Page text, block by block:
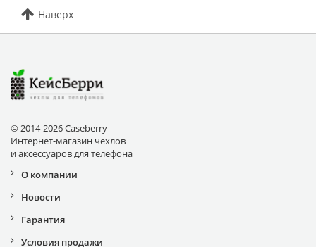
Наверх
© 2014-2026 Caseberry
Интернет-магазин чехлов
и аксессуаров для телефона
О компании
Новости
Гарантия
Условия продажи